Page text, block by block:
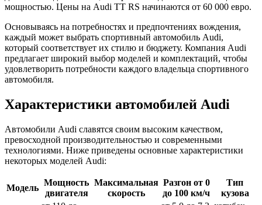
мощностью. Цены на Audi TT RS начинаются от 60 000 евро.
Основываясь на потребностях и предпочтениях вождения,
каждый может выбрать спортивный автомобиль Audi,
который соответствует их стилю и бюджету. Компания Audi
предлагает широкий выбор моделей и комплектаций, чтобы
удовлетворить потребности каждого владельца спортивного
автомобиля.
Характеристики автомобилей Audi
Автомобили Audi славятся своим высоким качеством,
превосходной производительностью и современными
технологиями. Ниже приведены основные характеристики
некоторых моделей Audi:
Модель
Мощность
двигателя
Максимальная
скорость
Разгон от 0
до 100 км/ч
Тип
кузова